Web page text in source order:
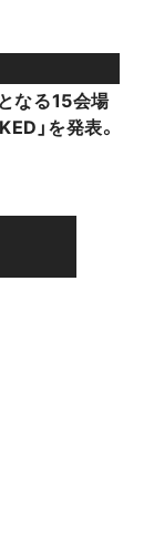
なる15会場
」を発表。